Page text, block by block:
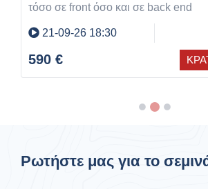
τόσο σε front όσο και σε back end
21-09-26 18:30
590 €
Ρωτήστε μας για το